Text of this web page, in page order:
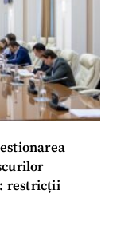
restricții